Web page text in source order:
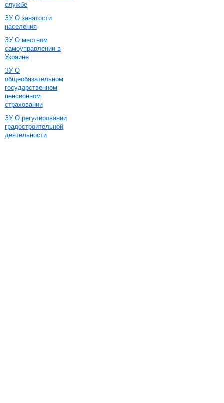
службе
ЗУ О занятости
населения
ЗУ О местном
самоуправлении в
Украине
ЗУ О
общеобязательном
государственном
пенсионном
страховании
ЗУ О регулировании
градостроительной
деятельности